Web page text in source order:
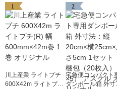
1
川上産業 ライトプチ
600X42m ライトプチ
2
宅急便コンパクト
ダンボール箱 外寸